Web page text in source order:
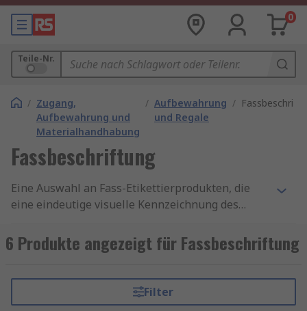
0
Teile-Nr.
/ Zugang,
Aufbewahrung und
Materialhandhabung
/ Aufbewahrung
und Regale
/
Fassbeschriftung
Eine Auswahl an Fass-Etikettierprodukten, die
eine eindeutige visuelle Kennzeichnung des
gehören Fassetiketten-Sets, die ein
Farbcodierungssystem verwenden, das auf die
abgestimmt ist. Produkte zur Etikettierung und
Kennzeichnung von Fässern helfen dabei, eine
6 Produkte angezeigt für Fassbeschriftung
Filter